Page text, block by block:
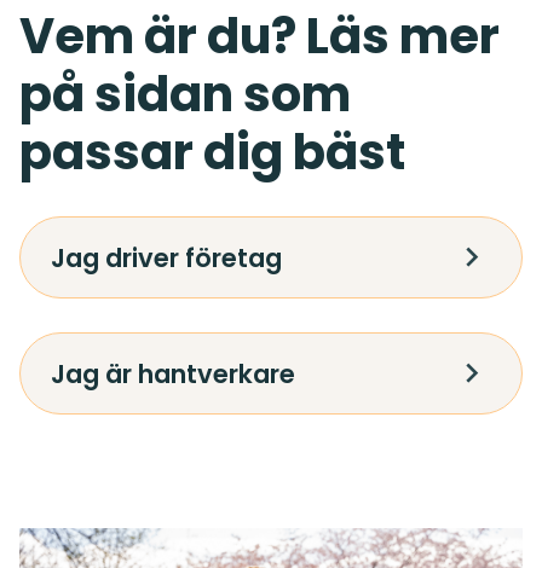
Vem är du? Läs mer
på sidan som
passar dig bäst
Jag driver företag
Jag är hantverkare